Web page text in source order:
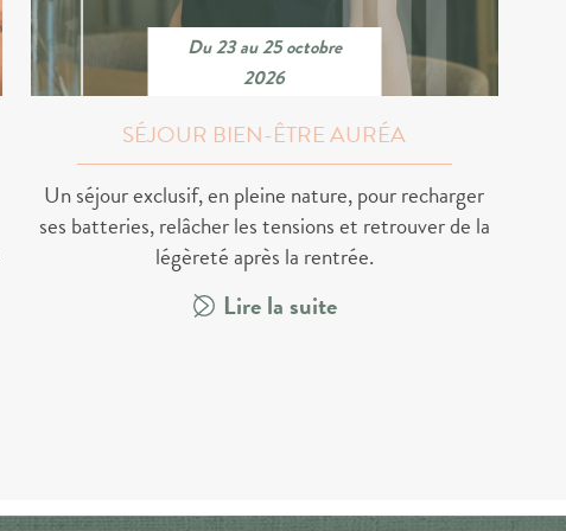
Du 23 au 25 octobre
2026
SÉJOUR BIEN-ÊTRE AURÉA
Un séjour exclusif, en pleine nature, pour recharger
ses batteries, relâcher les tensions et retrouver de la
légèreté après la rentrée.
Lire la suite